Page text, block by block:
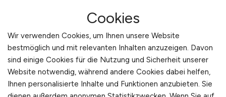
WHEELS Logistics GmbH & Co. KG
gestern
Münster
Cookies
Wir verwenden Cookies, um Ihnen unsere Website
bestmöglich und mit relevanten Inhalten anzuzeigen. Davon
sind einige Cookies für die Nutzung und Sicherheit unserer
Website notwendig, während andere Cookies dabei helfen,
Ihnen personalisierte Inhalte und Funktionen anzubieten. Sie